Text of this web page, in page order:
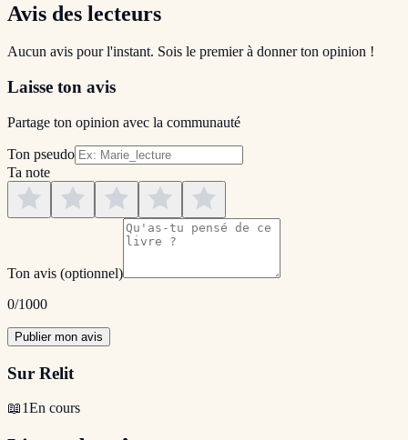
Avis des lecteurs
Aucun avis pour l'instant. Sois le premier à donner ton opinion !
Laisse ton avis
Partage ton opinion avec la communauté
Ton pseudo
Ta note
Ton avis (optionnel)
0/1000
Publier mon avis
Sur Relit
📖1En cours